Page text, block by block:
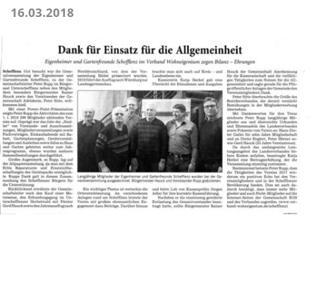
16.03.2018